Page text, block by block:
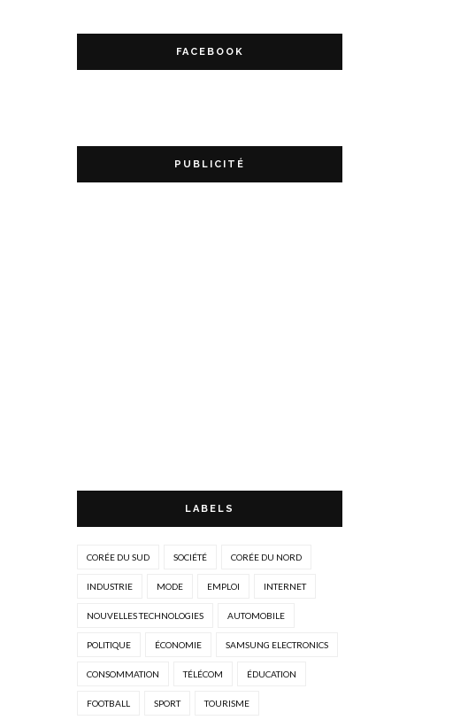
FACEBOOK
PUBLICITÉ
LABELS
CORÉE DU SUD SOCIÉTÉ CORÉE DU NORD
INDUSTRIE MODE EMPLOI INTERNET
NOUVELLES TECHNOLOGIES AUTOMOBILE
POLITIQUE ÉCONOMIE SAMSUNG ELECTRONICS
CONSOMMATION TÉLÉCOM ÉDUCATION
FOOTBALL SPORT TOURISME